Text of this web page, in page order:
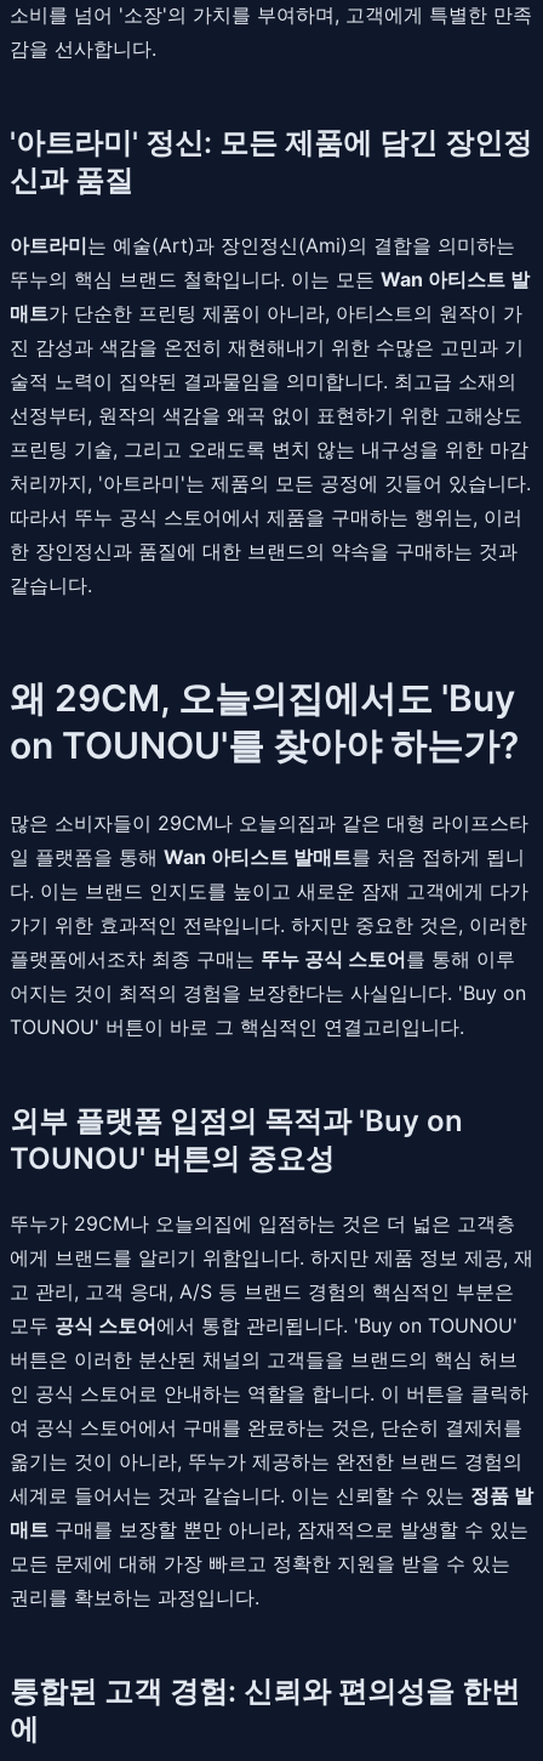
소비를 넘어 '소장'의 가치를 부여하며, 고객에게 특별한 만족
감을 선사합니다.
'아트라미' 정신: 모든 제품에 담긴 장인정
신과 품질
아트라미는 예술(Art)과 장인정신(Ami)의 결합을 의미하는
뚜누의 핵심 브랜드 철학입니다. 이는 모든 Wan 아티스트 발
매트가 단순한 프린팅 제품이 아니라, 아티스트의 원작이 가
진 감성과 색감을 온전히 재현해내기 위한 수많은 고민과 기
술적 노력이 집약된 결과물임을 의미합니다. 최고급 소재의
선정부터, 원작의 색감을 왜곡 없이 표현하기 위한 고해상도
프린팅 기술, 그리고 오래도록 변치 않는 내구성을 위한 마감
처리까지, '아트라미'는 제품의 모든 공정에 깃들어 있습니다.
따라서 뚜누 공식 스토어에서 제품을 구매하는 행위는, 이러
한 장인정신과 품질에 대한 브랜드의 약속을 구매하는 것과
같습니다.
왜 29CM, 오늘의집에서도 'Buy
on TOUNOU'를 찾아야 하는가?
많은 소비자들이 29CM나 오늘의집과 같은 대형 라이프스타
일 플랫폼을 통해 Wan 아티스트 발매트를 처음 접하게 됩니
다. 이는 브랜드 인지도를 높이고 새로운 잠재 고객에게 다가
가기 위한 효과적인 전략입니다. 하지만 중요한 것은, 이러한
플랫폼에서조차 최종 구매는 뚜누 공식 스토어를 통해 이루
어지는 것이 최적의 경험을 보장한다는 사실입니다. 'Buy on
TOUNOU' 버튼이 바로 그 핵심적인 연결고리입니다.
외부 플랫폼 입점의 목적과 'Buy on
TOUNOU' 버튼의 중요성
뚜누가 29CM나 오늘의집에 입점하는 것은 더 넓은 고객층
에게 브랜드를 알리기 위함입니다. 하지만 제품 정보 제공, 재
고 관리, 고객 응대, A/S 등 브랜드 경험의 핵심적인 부분은
모두 공식 스토어에서 통합 관리됩니다. 'Buy on TOUNOU'
버튼은 이러한 분산된 채널의 고객들을 브랜드의 핵심 허브
인 공식 스토어로 안내하는 역할을 합니다. 이 버튼을 클릭하
여 공식 스토어에서 구매를 완료하는 것은, 단순히 결제처를
옮기는 것이 아니라, 뚜누가 제공하는 완전한 브랜드 경험의
세계로 들어서는 것과 같습니다. 이는 신뢰할 수 있는 정품 발
매트 구매를 보장할 뿐만 아니라, 잠재적으로 발생할 수 있는
모든 문제에 대해 가장 빠르고 정확한 지원을 받을 수 있는
권리를 확보하는 과정입니다.
통합된 고객 경험: 신뢰와 편의성을 한번
에